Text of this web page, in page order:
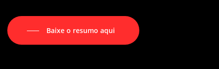
Baixe o resumo aqui